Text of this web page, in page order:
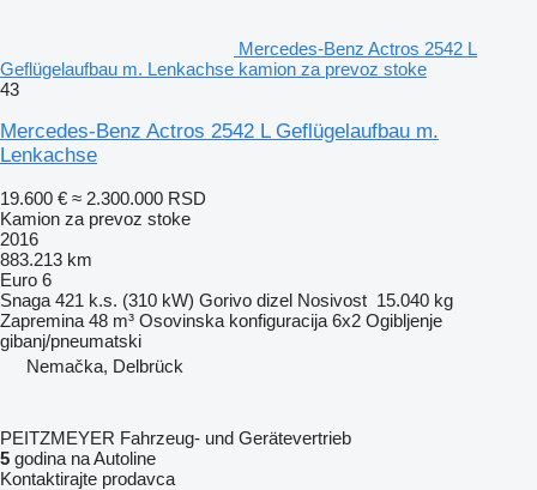
Mercedes-Benz Actros 2542 L
Geflügelaufbau m. Lenkachse kamion za prevoz stoke
43
Mercedes-Benz Actros 2542 L Geflügelaufbau m.
Lenkachse
19.600 € ≈ 2.300.000 RSD
Kamion za prevoz stoke
2016
883.213 km
Euro 6
Snaga 421 k.s. (310 kW) Gorivo dizel Nosivost 15.040 kg
Zapremina 48 m³ Osovinska konfiguracija 6x2 Ogibljenje
gibanj/pneumatski
Nemačka, Delbrück
PEITZMEYER Fahrzeug- und Gerätevertrieb
5 godina na Autoline
Kontaktirajte prodavca